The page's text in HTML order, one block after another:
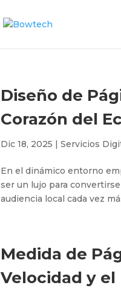
Diseño de
Corazón del
Dic 18, 2025 | Servicios
En el dinámico entorno
ser un lujo para
audiencia local cada vez
Medida de
Velocidad y el